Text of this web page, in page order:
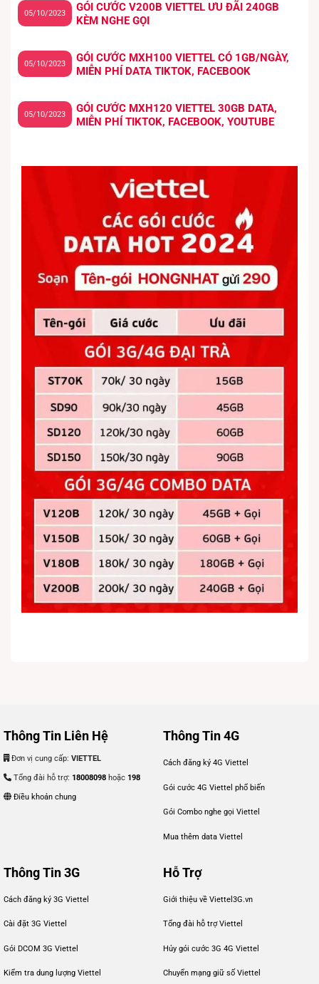
GÓI CƯỚC V200B VIETTEL ƯU ĐÃI 240GB
KÈM NGHE GỌI
05/10/2023
GÓI CƯỚC MXH100 VIETTEL CÓ 1GB/NGÀY,
MIỄN PHÍ DATA TIKTOK, FACEBOOK
05/10/2023
GÓI CƯỚC MXH120 VIETTEL 30GB DATA,
MIỄN PHÍ TIKTOK, FACEBOOK, YOUTUBE
05/10/2023
Thông Tin Liên Hệ
Đơn vị cung cấp: VIETTEL
Tổng đài hỗ trợ: 18008098 hoặc 198
Điều khoản chung
Thông Tin 4G
Cách đăng ký 4G Viettel
Gói cước 4G Viettel phổ biến
Gói Combo nghe gọi Viettel
Mua thêm data Viettel
Thông Tin 3G
Cách đăng ký 3G Viettel
Cài đặt 3G Viettel
Gói DCOM 3G Viettel
Kiểm tra dung lượng Viettel
Hỗ Trợ
Giới thiệu về Viettel3G.vn
Tổng đài hỗ trợ Viettel
Hủy gói cước 3G 4G Viettel
Chuyển mạng giữ số Viettel